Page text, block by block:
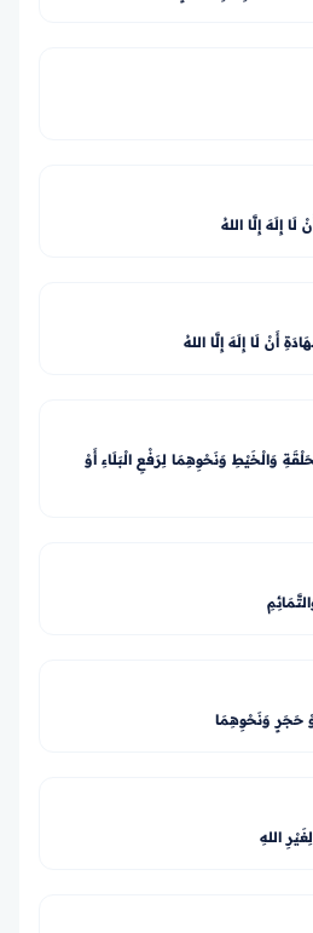
وَالْخَيْطِ وَنَحْوِهِمَا لِرَفْعِ الْبَلَاءِ أَوْ